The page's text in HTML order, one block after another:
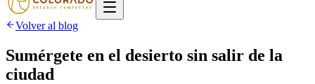
Volver al blog
Sumérgete en el desierto sin salir de la
ciudad